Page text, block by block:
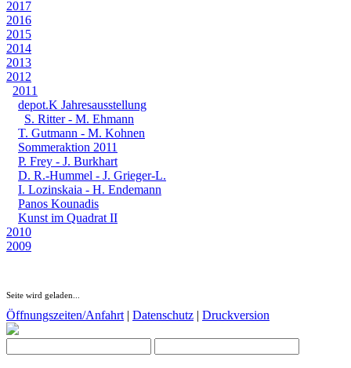
2017
2016
2015
2014
2013
2012
2011
depot.K Jahresausstellung
S. Ritter - M. Ehmann
T. Gutmann - M. Kohnen
Sommeraktion 2011
P. Frey - J. Burkhart
D. R.-Hummel - J. Grieger-L.
I. Lozinskaia - H. Endemann
Panos Kounadis
Kunst im Quadrat II
2010
2009
Seite wird geladen...
Öffnungszeiten/Anfahrt | Datenschutz | Druckversion